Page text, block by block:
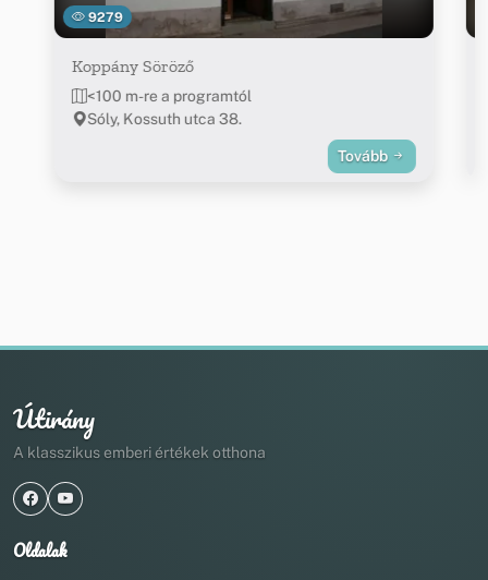
9279
Koppány Söröző
<100 m-re a programtól
Sóly, Kossuth utca 38.
Tovább
Útirány
A klasszikus emberi értékek otthona
Oldalak